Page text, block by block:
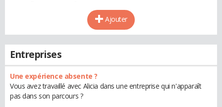
Ajouter
Entreprises
Une expérience absente ?
Vous avez travaillé avec Alicia dans une entreprise qui n'apparaît
pas dans son parcours ?